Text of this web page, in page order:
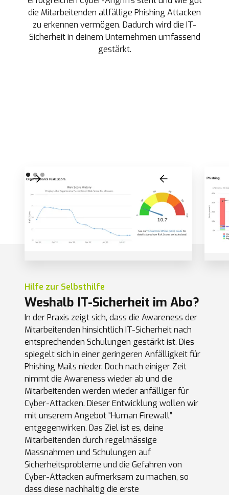
die Mitarbeitenden allfällige Phishing Attacken
zu erkennen vermögen. Dadurch wird die IT-
Sicherheit in deinem Unternehmen umfassend
gestärkt.
Hilfe zur Selbsthilfe
Weshalb IT-Sicherheit im Abo?
In der Praxis zeigt sich, dass die Awareness der
Mitarbeitenden hinsichtlich IT-Sicherheit nach
entsprechenden Schulungen gestärkt ist. Dies
spiegelt sich in einer geringeren Anfälligkeit für
Phishing Mails nieder. Doch nach einiger Zeit
nimmt die Awareness wieder ab und die
Mitarbeitenden werden wieder anfälliger für
Cyber-Attacken. Dieser Entwicklung wollen wir
mit unserem Angebot “Human Firewall”
entgegenwirken. Das Ziel ist es, deine
Mitarbeitenden durch regelmässige
Massnahmen und Schulungen auf
Sicherheitsprobleme und die Gefahren von
Cyber-Attacken aufmerksam zu machen, so
dass diese nachhaltig die erste